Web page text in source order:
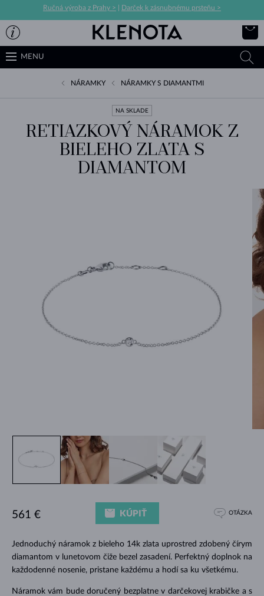
Ručná výroba z Prahy > Darček k zásnubnému prsteňu >
MENU
NÁRAMKY NÁRAMKY S DIAMANTMI
NA SKLADE
RETIAZKOVÝ NÁRAMOK Z
BIELEHO ZLATA S
DIAMANTOM
Jednoduchý náramok z bieleho 14k zlata uprostred zdobený čírym
diamantom v lunetovom čiže bezel zasadení. Perfektný doplnok na
každodenné nosenie, pristane každému a hodí sa ku všetkému.
Náramok vám bude doručený bezplatne v darčekovej krabičke a s
561 € KÚPIŤ OTÁZKA